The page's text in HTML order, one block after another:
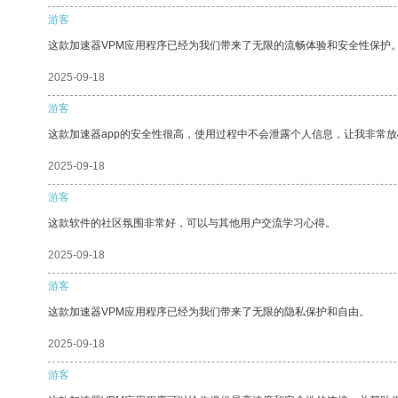
游客
这款加速器VPM应用程序已经为我们带来了无限的流畅体验和安全性保护
2025-09-18
游客
这款加速器app的安全性很高，使用过程中不会泄露个人信息，让我非常
2025-09-18
游客
这款软件的社区氛围非常好，可以与其他用户交流学习心得。
2025-09-18
游客
这款加速器VPM应用程序已经为我们带来了无限的隐私保护和自由。
2025-09-18
游客